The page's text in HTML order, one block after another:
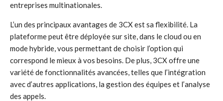
entreprises multinationales.
L’un des principaux avantages de 3CX est sa flexibilité. La
plateforme peut être déployée sur site, dans le cloud ou en
mode hybride, vous permettant de choisir l’option qui
correspond le mieux à vos besoins. De plus, 3CX offre une
variété de fonctionnalités avancées, telles que l’intégration
avec d’autres applications, la gestion des équipes et l’analyse
des appels.